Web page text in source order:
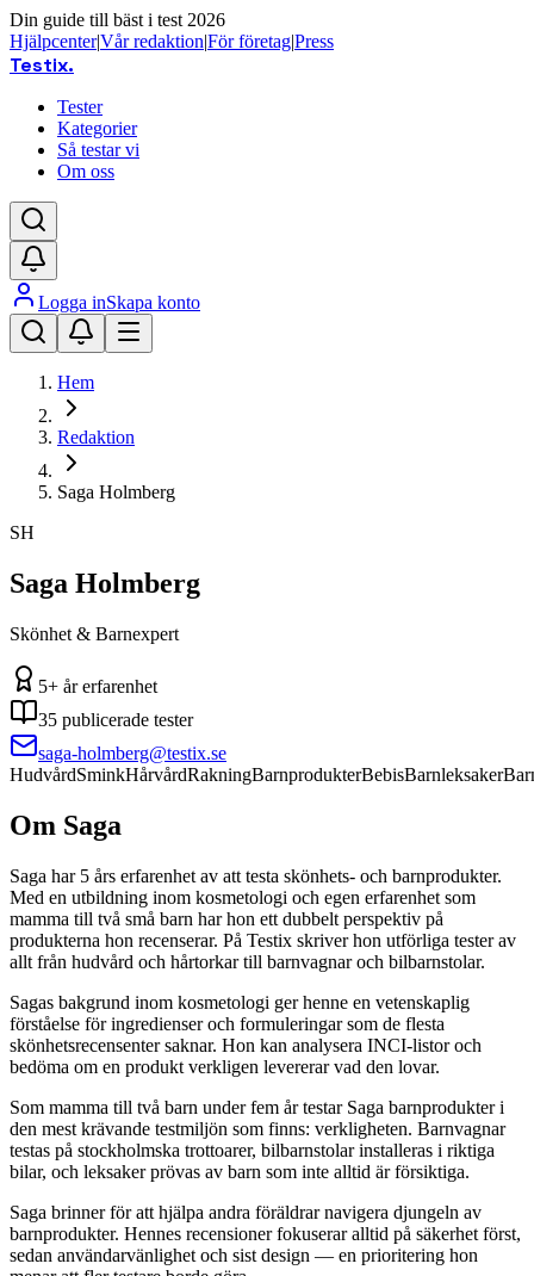
Din guide till bäst i test 2026
Hjälpcenter|Vår redaktion|För företag|Press
Testix.
Tester
Kategorier
Så testar vi
Om oss
Logga inSkapa konto
Hem
Redaktion
Saga Holmberg
SH
Saga Holmberg
Skönhet & Barnexpert
5+ årerfarenhet
35 publicerade tester
saga-holmberg@testix.se
HudvårdSminkHårvårdRakningBarnprodukterBebisBarnleksaker
Om Saga
Saga har 5 års erfarenhet av att testa skönhets- och barnprodukter.
Med en utbildning inom kosmetologi och egen erfarenhet som
mamma till två små barn har hon ett dubbelt perspektiv på
produkterna hon recenserar. På Testix skriver hon utförliga tester av
allt från hudvård och hårtorkar till barnvagnar och bilbarnstolar.
Sagas bakgrund inom kosmetologi ger henne en vetenskaplig
förståelse för ingredienser och formuleringar som de flesta
skönhetsrecensenter saknar. Hon kan analysera INCI-listor och
bedöma om en produkt verkligen levererar vad den lovar.
Som mamma till två barn under fem år testar Saga barnprodukter i
den mest krävande testmiljön som finns: verkligheten. Barnvagnar
testas på stockholmska trottoarer, bilbarnstolar installeras i riktiga
bilar, och leksaker prövas av barn som inte alltid är försiktiga.
Saga brinner för att hjälpa andra föräldrar navigera djungeln av
barnprodukter. Hennes recensioner fokuserar alltid på säkerhet först,
sedan användarvänlighet och sist design — en prioritering hon